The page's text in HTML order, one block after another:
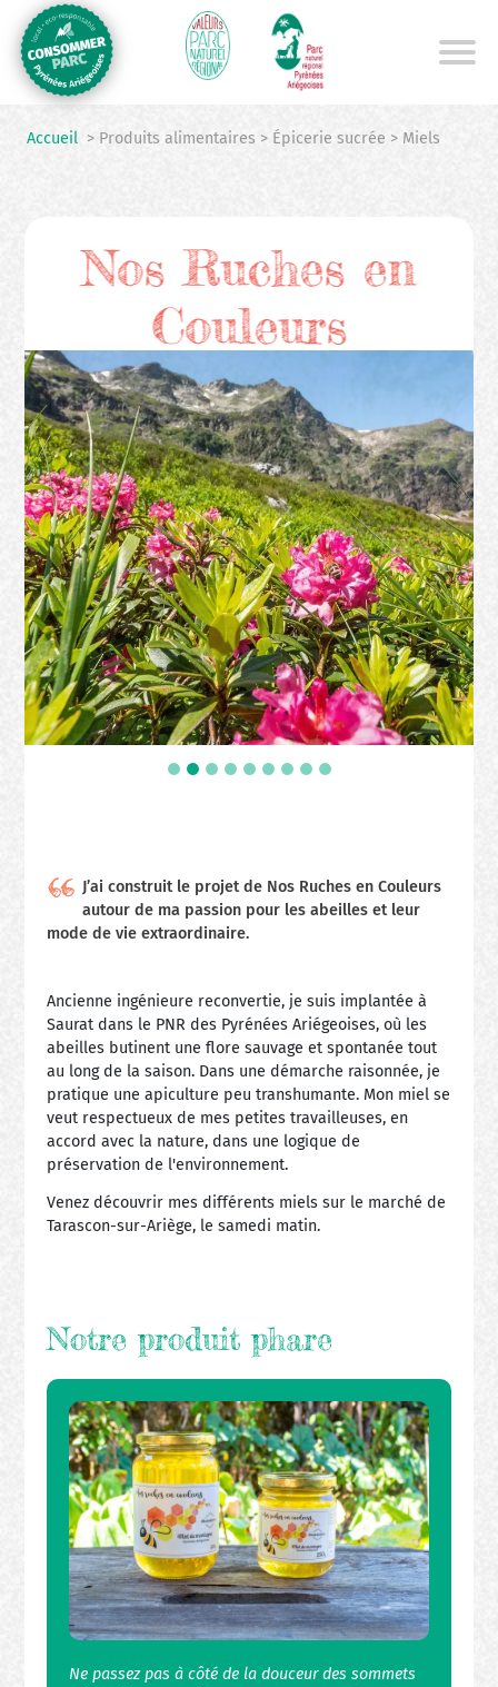
contenu
principal
Accueil > Produits alimentaires > Épicerie sucrée > Miels
J’ai construit le projet de Nos Ruches en Couleurs
autour de ma passion pour les abeilles et leur
mode de vie extraordinaire.
Ancienne ingénieure reconvertie, je suis implantée à
Saurat dans le PNR des Pyrénées Ariégeoises, où les
abeilles butinent une flore sauvage et spontanée tout
au long de la saison. Dans une démarche raisonnée, je
pratique une apiculture peu transhumante. Mon miel se
veut respectueux de mes petites travailleuses, en
accord avec la nature, dans une logique de
préservation de l'environnement.
Venez découvrir mes différents miels sur le marché de
Tarascon-sur-Ariège, le samedi matin.
Notre produit phare
Ne passez pas à côté de la douceur des sommets
Nos Ruches en
Couleurs